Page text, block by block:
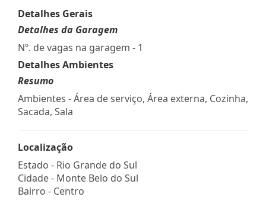
Detalhes Gerais
Detalhes da Garagem
Nº. de vagas na garagem - 1
Detalhes Ambientes
Resumo
Ambientes - Área de serviço, Área externa, Cozinha,
Sacada, Sala
Localização
Estado - Rio Grande do Sul
Cidade - Monte Belo do Sul
Bairro - Centro